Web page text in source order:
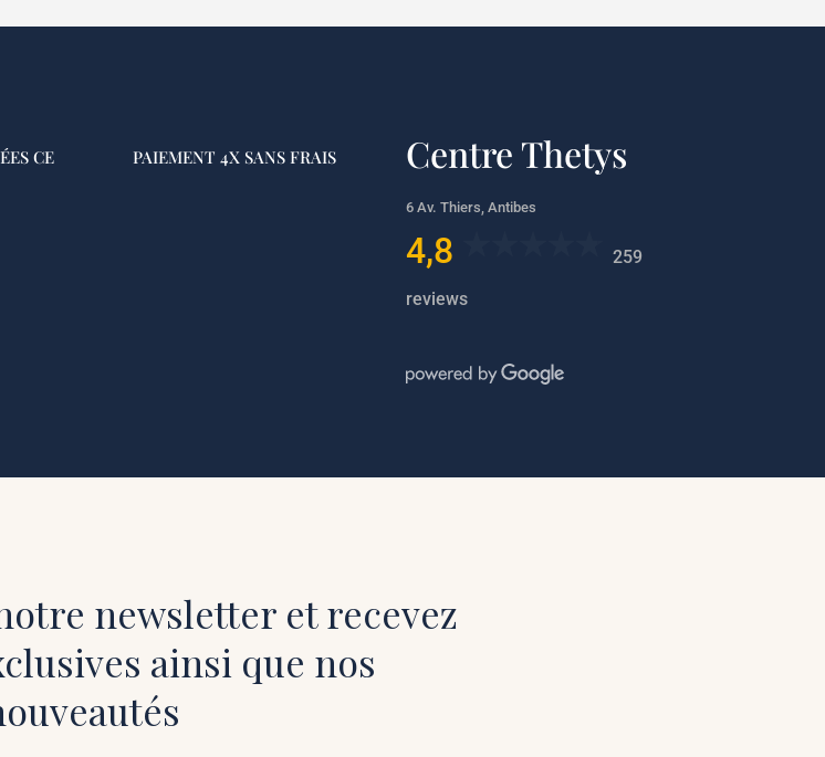
CE
PAIEMENT 4X SANS FRAIS Centre Thetys
6 Av. Thiers, Antibes
4,8
259
reviews
newsletter et recevez
ainsi que nos